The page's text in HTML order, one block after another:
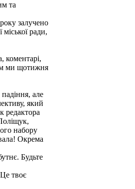
та
залучено
ради,
коментарі,
ми щотижня
але
який
редактора
набору
Окрема
Будьте
твоє